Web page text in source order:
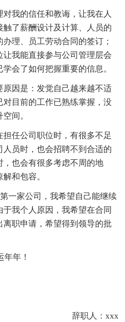
我的信任和教诲，让我在人
了薪酬设计及计算、人员的
理、员工劳动合同的签订；
让我能直接参与公司管理层会
会了如何把握重要的信息。
原因是：发觉自己越来越不适
对目前的工作已熟练掌握，没
间。
担任公司职位时，有很多不足
员时，也会招聘不到合适的
，也会有很多考虑不周的地
和包容。
一家公司，我希望自己能继续
我个人原因，我希望在合同
职申请，希望得到领导的批
年！
辞职人：xxx